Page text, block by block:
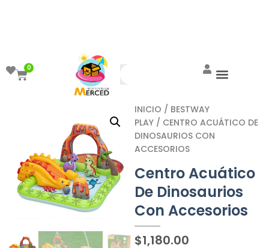
0
INICIO / BESTWAY
PLAY / CENTRO ACUÁTICO DE
DINOSAURIOS CON
ACCESORIOS
Centro Acuático
De Dinosaurios
Con Accesorios
$1,180.00